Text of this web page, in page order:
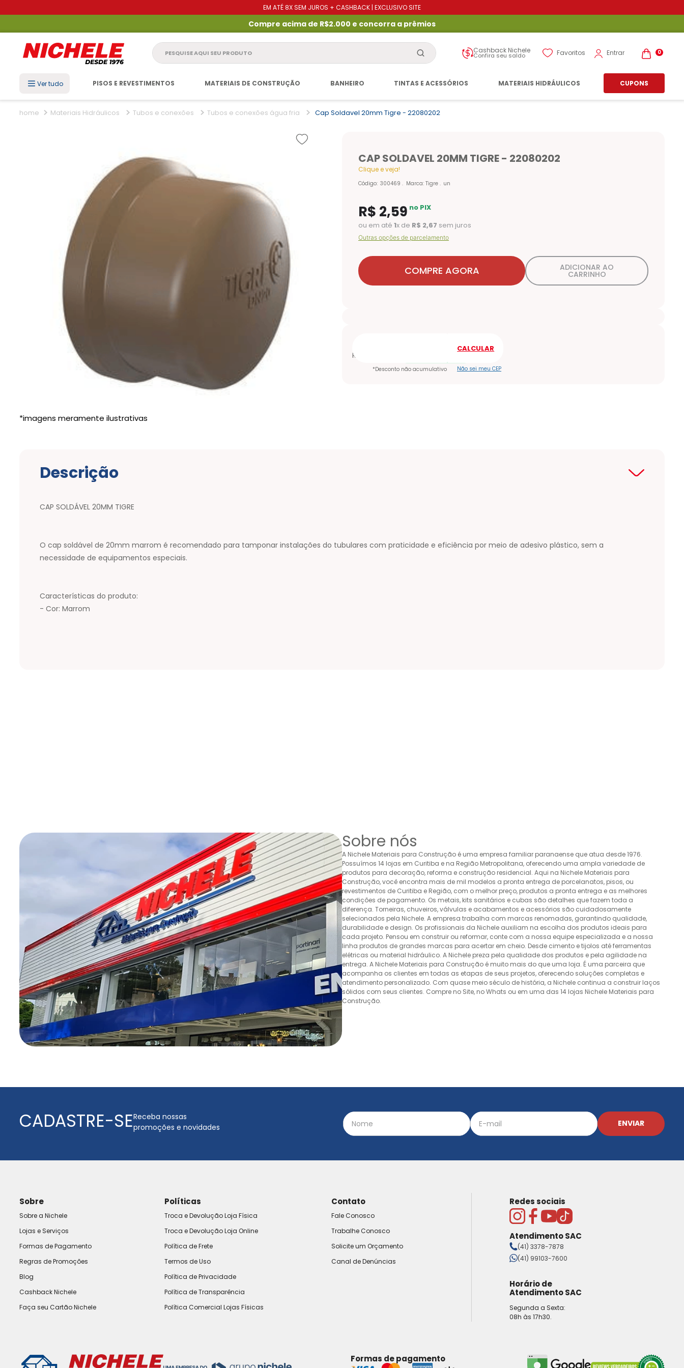
EM ATÉ 8X SEM JUROS + CASHBACK | EXCLUSIVO SITE
Compre acima de R$2.000 e concorra a prêmios
Pesquise aqui seu produto Cashback Nichele
Confira seu saldo Favoritos Entrar 0
Ver tudo PISOS E REVESTIMENTOS MATERIAIS DE CONSTRUÇÃO BANHEIRO TINTAS E ACESSÓRIOS MATERIAIS HIDRÁULICOS CUPONS
Materiais Hidráulicos Tubos e conexões Tubos e conexões água fria Cap Soldavel 20mm Tigre - 22080202
CAP SOLDAVEL 20MM TIGRE - 22080202
Clique e veja!
Código: 300469 Marca: Tigre un
R$ 2,59 no PIX
ou em até 1x de R$ 2,67 sem juros
Outras opções de parcelamento
COMPRE AGORA ADICIONAR AO
CARRINHO
Não sei meu CEP
Descrição
CAP SOLDÁVEL 20MM TIGRE
O cap soldável de 20mm marrom é recomendado para tamponar instalações do tubulares com praticidade e eficiência por meio de adesivo plástico, sem a
necessidade de equipamentos especiais.
Características do produto:
- Cor: Marrom
Sobre nós
A Nichele Materiais para Construção é uma empresa familiar paranaense que atua desde 1976.
Possuímos 14 lojas em Curitiba e na Região Metropolitana, oferecendo uma ampla variedade de
produtos para decoração, reforma e construção residencial. Aqui na Nichele Materiais para
Construção, você encontra mais de mil modelos a pronta entrega de porcelanatos, pisos, ou
revestimentos de Curitiba e Região, com o melhor preço, produtos a pronta entrega e as melhores
condições de pagamento. Os metais, kits sanitários e cubas são detalhes que fazem toda a
diferença. Torneiras, chuveiros, válvulas e acabamentos e acessórios são cuidadosamente
selecionados pela Nichele. A empresa trabalha com marcas renomadas, garantindo qualidade,
durabilidade e design. Os profissionais da Nichele auxiliam na escolha dos produtos ideais para
cada projeto. Pensou em construir ou reformar, conte com a nossa equipe especializada e a nossa
linha produtos de grandes marcas para acertar em cheio. Desde cimento e tijolos até ferramentas
elétricas ou material hidráulico. A Nichele preza pela qualidade dos produtos e pela agilidade na
entrega. A Nichele Materiais para Construção é muito mais do que uma loja. É uma parceira que
acompanha os clientes em todas as etapas de seus projetos, oferecendo soluções completas e
atendimento personalizado. Com quase meio século de história, a Nichele continua a construir laços
sólidos com seus clientes. Compre no Site, no Whats ou em uma das 14 lojas Nichele Materiais para
Construção.
CADASTRE-SEReceba nossas
promoções e novidades
ENVIAR
Sobre
Sobre a Nichele
Lojas e Serviços
Formas de Pagamento
Regras de Promoções
Blog
Cashback Nichele
Faça seu Cartão Nichele
Políticas
Troca e Devolução Loja Física
Troca e Devolução Loja Online
Política de Frete
Termos de Uso
Política de Privacidade
Política de Transparência
Política Comercial Lojas Físicas
Contato
Fale Conosco
Trabalhe Conosco
Solicite um Orçamento
Canal de Denúncias
Redes sociais
Atendimento SAC
(41) 3378-7878
(41) 99103-7600
Horário de
Atendimento SAC
Segunda a Sexta:
08h às 17h30.
Formas de pagamento